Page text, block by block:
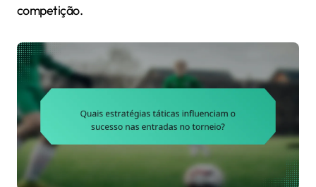
competição.